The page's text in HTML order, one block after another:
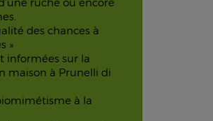
des chances à
»
informées sur la
maison à Prunelli di
à la